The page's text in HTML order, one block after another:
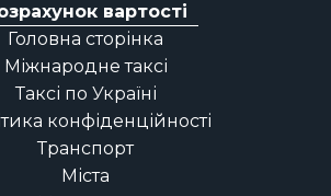
вартості
Головна сторінка
Міжнародне таксі
Таксі по Україні
конфіденційності
Транспорт
Міста